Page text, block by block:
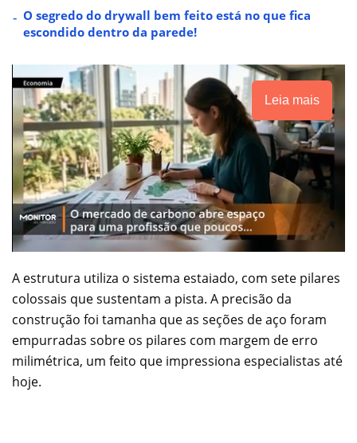
O segredo do drywall bem feito está no que fica
escondido dentro da parede!
Leia mais
A estrutura utiliza o sistema estaiado, com sete pilares
colossais que sustentam a pista. A precisão da
construção foi tamanha que as seções de aço foram
empurradas sobre os pilares com margem de erro
milimétrica, um feito que impressiona especialistas até
hoje.